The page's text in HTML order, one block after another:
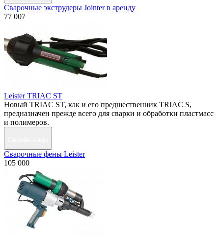
Сварочные экструдеры Jointer в аренду
77 007
Leister TRIAC ST
Новый TRIAC ST, как и его предшественник TRIAC S,
предназначен прежде всего для сварки и обработки пластмасс
и полимеров.
Сварочные фены Leister
105 000